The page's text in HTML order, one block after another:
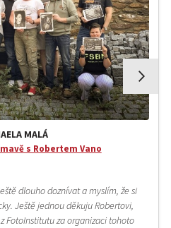
MALÁ
s Robertem Vano
dlouho doznívat a myslím, že si
Ještě jednou děkuju Robertovi,
FotoInstitutu za organizaci tohoto